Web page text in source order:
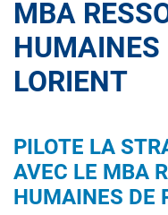
MBA
HUMAINES
LORIENT
PILOTE LA
AVEC LE MBA
HUMAINES DE